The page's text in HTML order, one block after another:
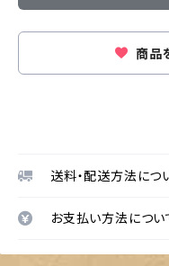
商品
送料・配送方法につ
お支払い方法につい